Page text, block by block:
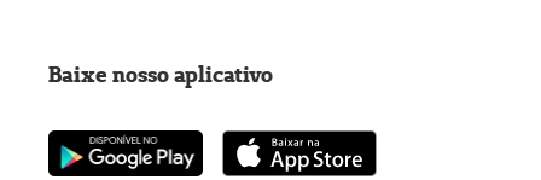
Baixe nosso aplicativo